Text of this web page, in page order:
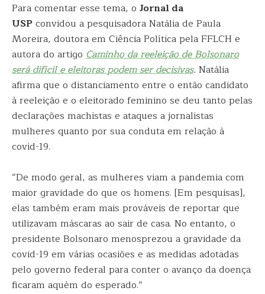
Para comentar esse tema, o Jornal da
USPconvidou a pesquisadora Natália de Paula
Moreira, doutora em Ciência Política pela FFLCH e
autora do artigo Caminho da reeleição de Bolsonaro
será difícil e eleitoras podem ser decisivas. Natália
afirma que o distanciamento entre o então candidato
à reeleição e o eleitorado feminino se deu tanto pelas
declarações machistas e ataques a jornalistas
mulheres quanto por sua conduta em relação à
covid-19.
“De modo geral, as mulheres viam a pandemia com
maior gravidade do que os homens. [Em pesquisas],
elas também eram mais prováveis de reportar que
utilizavam máscaras ao sair de casa. No entanto, o
presidente Bolsonaro menosprezou a gravidade da
covid-19 em várias ocasiões e as medidas adotadas
pelo governo federal para conter o avanço da doença
ficaram aquém do esperado.”